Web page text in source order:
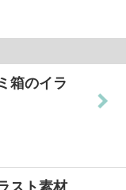
箱のイラ
スト素材